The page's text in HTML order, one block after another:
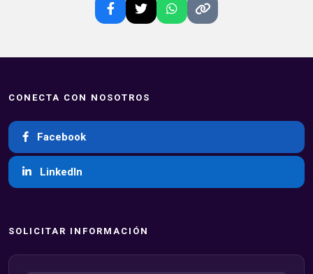
CONECTA CON NOSOTROS
Facebook
LinkedIn
SOLICITAR INFORMACIÓN